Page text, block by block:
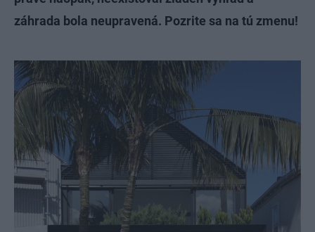
záhrada bola neupravená. Pozrite sa na tú zmenu!